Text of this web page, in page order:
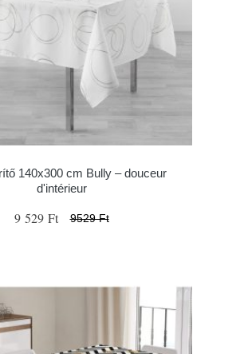
140x300 cm Bully – douceur
d'intérieur
9 529 Ft 9529 Ft